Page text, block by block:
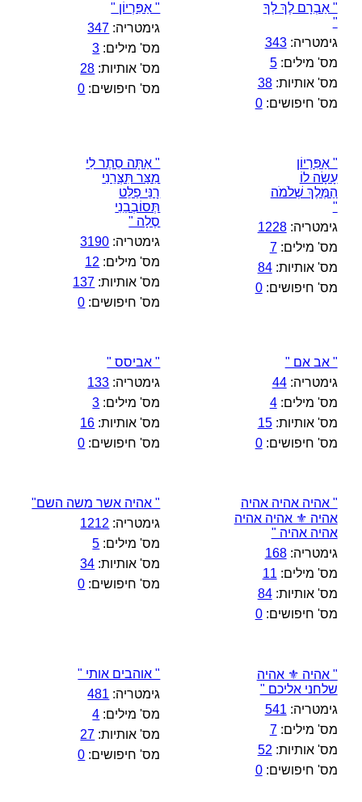
" אַבְרָם לֶךְ לְךָ
"
גימטריה:343
מס' מילים:5
מס' אותיות:38
מס' חיפושים:0
" אַפִּרְיוֹן "
גימטריה: 347
מס' מילים: 3
מס' אותיות: 28
מס' חיפושים: 0
" אַפִּרְיוֹן
עָשָׂה לוֹ
הַמֶּלֶךְ שְׁלֹמֹה
"
גימטריה:1228
מס' מילים:7
מס' אותיות:84
מס' חיפושים:0
" אַתָּה סֵתֶר לִי
מִצַּר תִּצְּרֵנִי
רָנֵּי פַלֵּט
תְּסוֹבְבֵנִי
סֶלָה "
גימטריה: 3190
מס' מילים: 12
מס' אותיות: 137
מס' חיפושים: 0
" אב אם "
גימטריה:44
מס' מילים:4
מס' אותיות:15
מס' חיפושים:0
" אביסס "
גימטריה: 133
מס' מילים: 3
מס' אותיות: 16
מס' חיפושים: 0
" אהיה אהיה אהיה
אהיה ⚜️ אהיה אהיה
אהיה אהיה "
גימטריה:168
מס' מילים: 11
מס' אותיות:84
מס' חיפושים:0
" אהיה אשר משה השם"
גימטריה: 1212
מס' מילים: 5
מס' אותיות: 34
מס' חיפושים: 0
" אהיה ⚜️ אהיה
שלחני אליכם "
גימטריה: 541
מס' מילים:7
מס' אותיות: 52
מס' חיפושים:0
" אוהבים אותי "
גימטריה: 481
מס' מילים: 4
מס' אותיות: 27
מס' חיפושים: 0